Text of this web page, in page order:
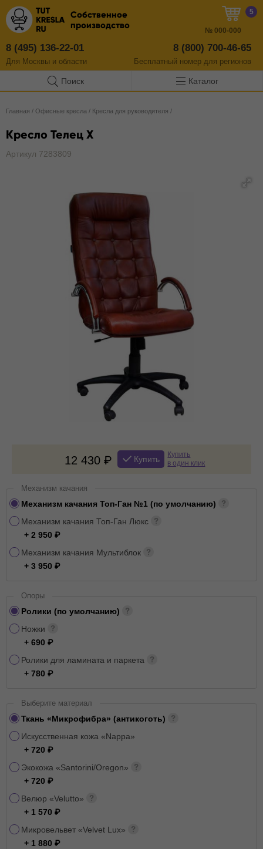
Собственное
производство
8 (495) 136-22-01
Для Москвы и области
8 (800) 700-46-65
Бесплатный номер для регионов
5
№ 000-000
Поиск Каталог
Главная / Офисные кресла / Кресла для руководителя /
Кресло Телец X
Артикул 7283809
12 430 Купить
Купить
в один клик
Механизм качания
Механизм качания Топ-Ган №1 (по умолчанию)
Механизм качания Топ-Ган Люкс
+ 2 950
Механизм качания Мультиблок
+ 3 950
Опоры
Ролики (по умолчанию)
Ножки
+ 690
Ролики для ламината и паркета
+ 780
Выберите материал
Ткань «Микрофибра» (антикоготь)
Искусственная кожа «Nappa»
+ 720
Экокожа «Santorini/Oregon»
+ 720
Велюр «Velutto»
+ 1 570
Микровельвет «Velvet Lux»
+ 1 880